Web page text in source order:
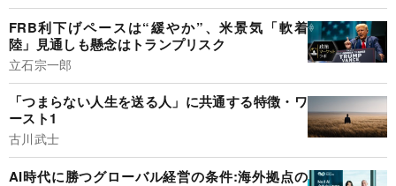
FRB利下げペースは“緩やか”、米景気「軟着
陸」見通しも懸念はトランプリスク
立石宗一郎
「つまらない人生を送る人」に共通する特徴・ワ
ースト1
古川武士
AI時代に勝つグローバル経営の条件:海外拠点の